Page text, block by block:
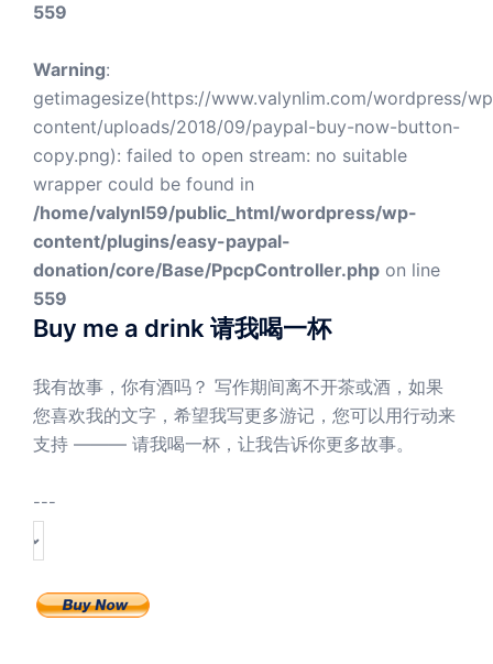
559
Warning:
getimagesize(https://www.valynlim.com/wordpress/
content/uploads/2018/09/paypal-buy-now-button-
copy.png): failed to open stream: no suitable
wrapper could be found in
/home/valynl59/public_html/wordpress/wp-
content/plugins/easy-paypal-
donation/core/Base/PpcpController.php on line
559
Buy me a drink 请我喝一杯
我有故事，你有酒吗？ 写作期间离不开茶或酒，如果
您喜欢我的文字，希望我写更多游记，您可以用行动来
支持 ——— 请我喝一杯，让我告诉你更多故事。
---